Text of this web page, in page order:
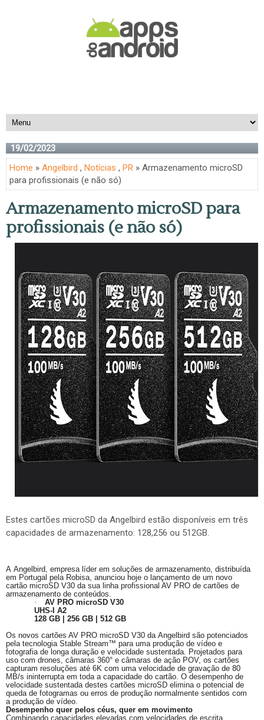
19/02/2023
Home » Angelbird , Notícias , PR » Armazenamento microSD
para profissionais (e não só)
Armazenamento microSD para
profissionais (e não só)
Estes cartões microSD da Angelbird estão disponíveis em três
capacidades de armazenamento: 128,256 ou 512GB.
A Angelbird, empresa líder em soluções de armazenamento, distribuída
em Portugal pela Robisa, anunciou hoje o lançamento de um novo
cartão microSD V30 da sua linha profissional AV PRO de cartões de
armazenamento de conteúdos.
·
AV PRO microSD V30
UHS-I A2
128 GB | 256 GB | 512 GB
Os novos cartões AV PRO microSD V30 da Angelbird são potenciados
pela tecnologia Stable Stream™ para uma produção de vídeo e
fotografia de longa duração e velocidade sustentada. Projetados para
uso com drones, câmaras 360° e câmaras de ação POV, os cartões
capturam resoluções até 6K com uma velocidade de gravação de 80
MB/s ininterrupta em toda a capacidade do cartão. O desempenho de
velocidade sustentada destes cartões microSD elimina o potencial de
queda de fotogramas ou erros de produção normalmente sentidos com
a produção de vídeo.
Desempenho quer pelos céus, quer em movimento
Combinando capacidades elevadas com velocidades de escrita